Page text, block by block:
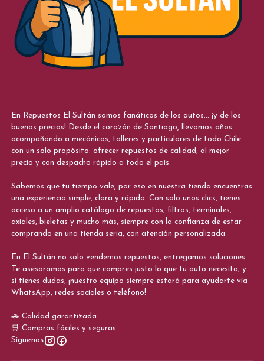
En Repuestos El Sultán somos fanáticos de los autos... ¡y de los
buenos precios! Desde el corazón de Santiago, llevamos años
acompañando a mecánicos, talleres y particulares de todo Chile
con un solo propósito: ofrecer repuestos de calidad, al mejor
precio y con despacho rápido a todo el país.
Sabemos que tu tiempo vale, por eso en nuestra tienda encuentras
una experiencia simple, clara y rápida. Con solo unos clics, tienes
acceso a un amplio catálogo de repuestos, filtros, terminales,
axiales, bieletas y mucho más, siempre con la confianza de estar
comprando en una tienda seria, con atención personalizada.
En El Sultán no solo vendemos repuestos, entregamos soluciones.
Te asesoramos para que compres justo lo que tu auto necesita, y
si tienes dudas, ¡nuestro equipo siempre estará para ayudarte vía
WhatsApp, redes sociales o teléfono!
🚗 Calidad garantizada
🛒 Compras fáciles y seguras
Síguenos